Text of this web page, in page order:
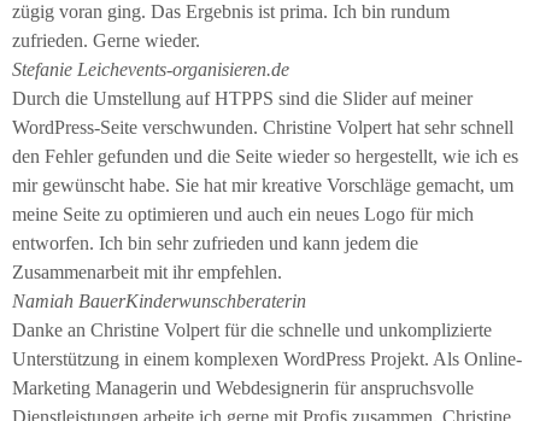
zügig voran ging. Das Ergebnis ist prima. Ich bin rundum
zufrieden. Gerne wieder.
Stefanie Leichevents-organisieren.de
Durch die Umstellung auf HTPPS sind die Slider auf meiner
WordPress-Seite verschwunden. Christine Volpert hat sehr schnell
den Fehler gefunden und die Seite wieder so hergestellt, wie ich es
mir gewünscht habe. Sie hat mir kreative Vorschläge gemacht, um
meine Seite zu optimieren und auch ein neues Logo für mich
entworfen. Ich bin sehr zufrieden und kann jedem die
Zusammenarbeit mit ihr empfehlen.
Namiah BauerKinderwunschberaterin
Danke an Christine Volpert für die schnelle und unkomplizierte
Unterstützung in einem komplexen WordPress Projekt. Als Online-
Marketing Managerin und Webdesignerin für anspruchsvolle
Dienstleistungen arbeite ich gerne mit Profis zusammen. Christine